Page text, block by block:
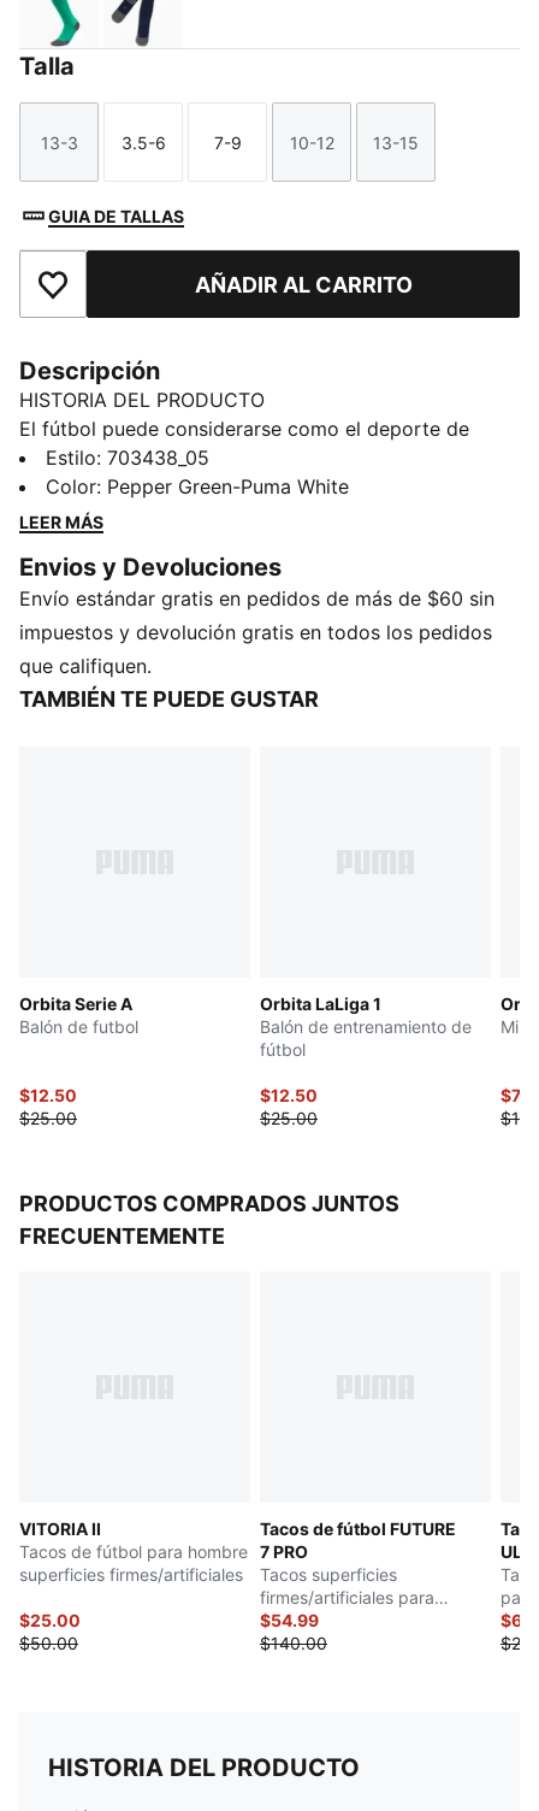
Pepper Green-Puma White
Peacoat-Puma White
Talla
Talla
13-3
Talla
3.5-6
Talla
7-9
Talla
10-12
Talla
13-15
GUIA DE TALLAS
Añadir a la lista de deseosAÑADIR AL CARRITO
Descripción
HISTORIA DEL PRODUCTO
El fútbol puede considerarse como el deporte de
pelota más bello y elegante del mundo. Mejora tu
juego y luce tus colores favoritos dondequiera que
vayas. PUMA te ayudará a mostrar tu pasión por el
DETAILS
Calcetines de fútbol
Ribete de colores contrastantes
Tejido de punto para dar respirabilidad
Talón y dedos de algodón para que sean más
Estilo: 703438_05
Color: Pepper Green-Puma White
LEER MÁS
Envios y Devoluciones
Envío estándar gratis en pedidos de más de $60 sin
impuestos y devolución gratis en todos los pedidos
que califiquen.
TAMBIÉN TE PUEDE GUSTAR
Orbita Serie A
Balón de futbol
$12.50
$25.00
Orbita LaLiga 1
Balón de entrenamiento de
fútbol
$12.50
$25.00
Mini
PRODUCTOS COMPRADOS JUNTOS
FRECUENTEMENTE
VITORIA II
Tacos de fútbol para hombre
superficies firmes/artificiales
$25.00
$50.00
Tacos de fútbol FUTURE
7 PRO
Tacos superficies
firmes/artificiales para
hombre
$54.99
$140.00
HISTORIA DEL PRODUCTO